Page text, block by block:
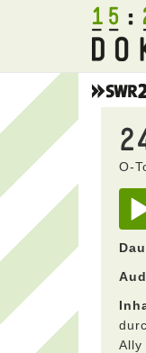
15
O-
Ally